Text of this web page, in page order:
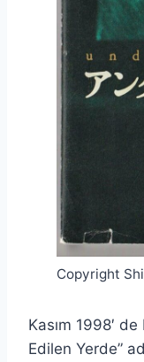
Copyright
Kasım 1998′
Edilen Yerde”